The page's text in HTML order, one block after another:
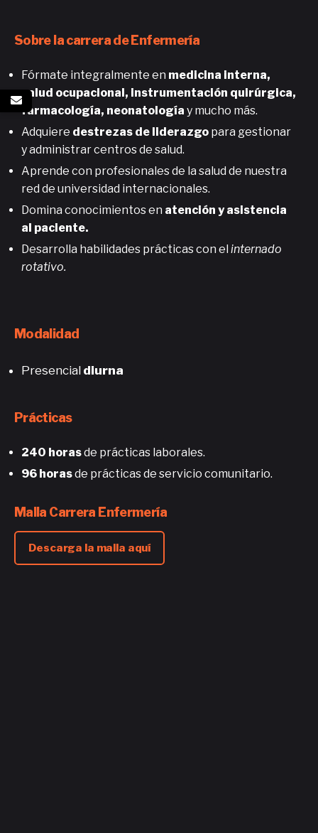
Sobre la carrera de Enfermería
Fórmate integralmente en medicina interna,
salud ocupacional, instrumentación quirúrgica,
farmacología, neonatología y mucho más.
Adquiere destrezas de liderazgo para gestionar
y administrar centros de salud.
Aprende con profesionales de la salud de nuestra
red de universidad internacionales.
Domina conocimientos en atención y asistencia
al paciente.
Desarrolla habilidades prácticas con el internado
rotativo.
Modalidad
Presencial diurna
Prácticas
240 horasde prácticas laborales.
96 horasde prácticas de servicio comunitario.
Malla Carrera Enfermería
Descarga la malla aquí